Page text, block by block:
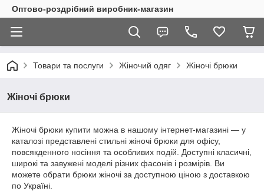
Оптово-роздрібний виробник-магазин
Товари та послуги Жіночий одяг Жіночі брюки
Жіночі брюки
Жіночі брюки купити можна в нашому інтернет-магазині — у
каталозі представлені стильні жіночі брюки для офісу,
повсякденного носіння та особливих подій. Доступні класичні,
широкі та завужені моделі різних фасонів і розмірів. Ви
можете обрати брюки жіночі за доступною ціною з доставкою
по Україні.